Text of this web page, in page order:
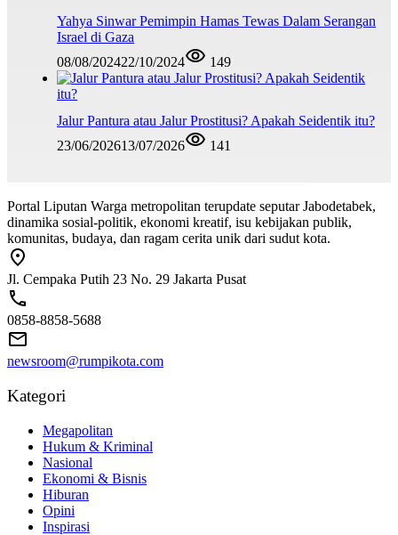
Yahya Sinwar Pemimpin Hamas Tewas Dalam Serangan
Israel di Gaza
08/08/202422/10/2024 149
Jalur Pantura atau Jalur Prostitusi? Apakah Seidentik itu?
23/06/202613/07/2026 141
Portal Liputan Warga metropolitan terupdate seputar Jabodetabek,
dinamika sosial-politik, ekonomi kreatif, isu kebijakan publik,
komunitas, budaya, dan ragam cerita unik dari sudut kota.
Jl. Cempaka Putih 23 No. 29 Jakarta Pusat
0858-8858-5688
newsroom@rumpikota.com
Kategori
Megapolitan
Hukum & Kriminal
Nasional
Ekonomi & Bisnis
Hiburan
Opini
Inspirasi